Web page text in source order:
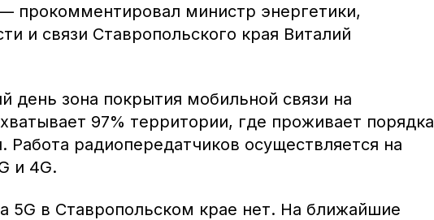
прокомментировал министр энергетики,
и связи Ставропольского края Виталий
день зона покрытия мобильной связи на
97% территории, где проживает порядка
Работа радиопередатчиков осуществляется на
и 4G.
5G в Ставропольском крае нет. На ближайшие